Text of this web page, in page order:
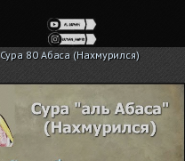
Сура 80 Абаса (Нахмурился)